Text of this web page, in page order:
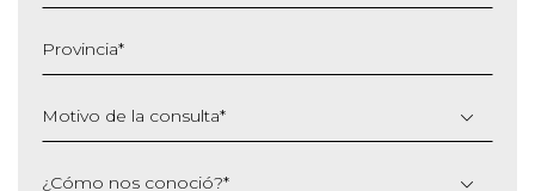
MM
AAAA
Provincia*
Motivo de la consulta*
¿Cómo nos conoció?*